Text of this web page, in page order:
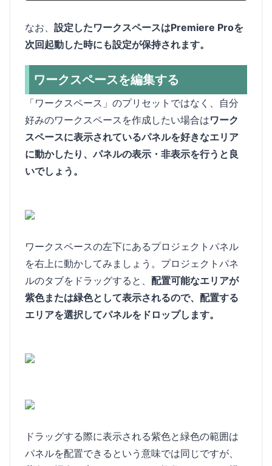
なお、 設定したワークスペースはPremiere Proを
次回起動した時にも設定が保持されます。
ワークスペースを編集する
「ワークスペース」のプリセットではなく、自分
好みのワークスペースを作成したい場合はワーク
スペースに表示されているパネルを好きなエリア
に動かしたり、パネルの表示・非表示を行うと良
いでしょう。
ワークスペースの左下にあるプロジェクトパネル
を右上に動かしてみましょう。プロジェクトパネ
ルのタブをドラッグすると、 配置可能なエリアが
紫色または緑色として表示されるので、配置する
エリアを選択してパネルをドロップします。
ドラッグする際に表示される紫色と緑色の範囲は
パネルを配置できるという意味では同じですが、